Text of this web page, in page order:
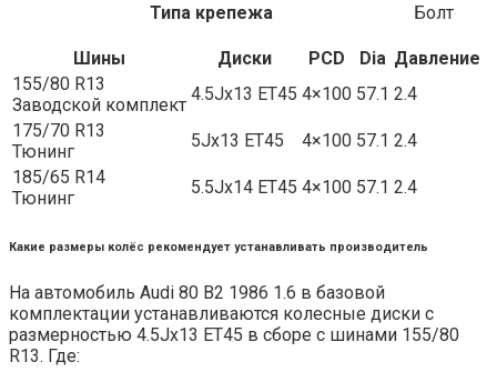
Типа крепежа
Болт
Шины Диски PCD Dia Давление
155/80 R13
Заводской комплект
4.5Jx13 ET45 4×100 57.1 2.4
175/70 R13
Тюнинг
5Jx13 ET45 4×100 57.1 2.4
185/65 R14
Тюнинг
5.5Jx14 ET45 4×100 57.1 2.4
Какие размеры колёс рекомендует устанавливать производитель
На автомобиль Audi 80 B2 1986 1.6 в базовой
комплектации устанавливаются колесные диски с
размерностью 4.5Jx13 ET45 в сборе с шинами 155/80
R13. Где: